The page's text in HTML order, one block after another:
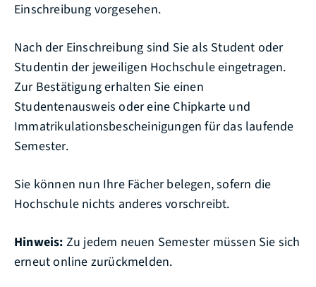
Einschreibung vorgesehen.
Nach der Einschreibung sind Sie als Student oder
Studentin der jeweiligen Hochschule eingetragen.
Zur Bestätigung erhalten Sie einen
Studentenausweis oder eine Chipkarte und
Immatrikulationsbescheinigungen für das laufende
Semester.
Sie können nun Ihre Fächer belegen, sofern die
Hochschule nichts anderes vorschreibt.
Hinweis: Zu jedem neuen Semester müssen Sie sich
erneutonline zurückmelden.